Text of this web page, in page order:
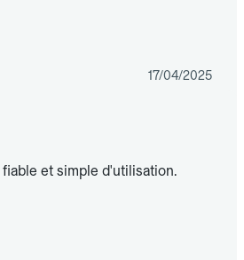
17/04/2025
et simple d'utilisation.